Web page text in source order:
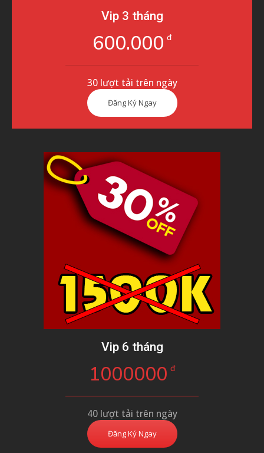
Vip 3 tháng
600.000 đ
30 lượt tải trên ngày
Đăng Ký Ngay
Vip 6 tháng
1000000 đ
40 lượt tải trên ngày
Đăng Ký Ngay